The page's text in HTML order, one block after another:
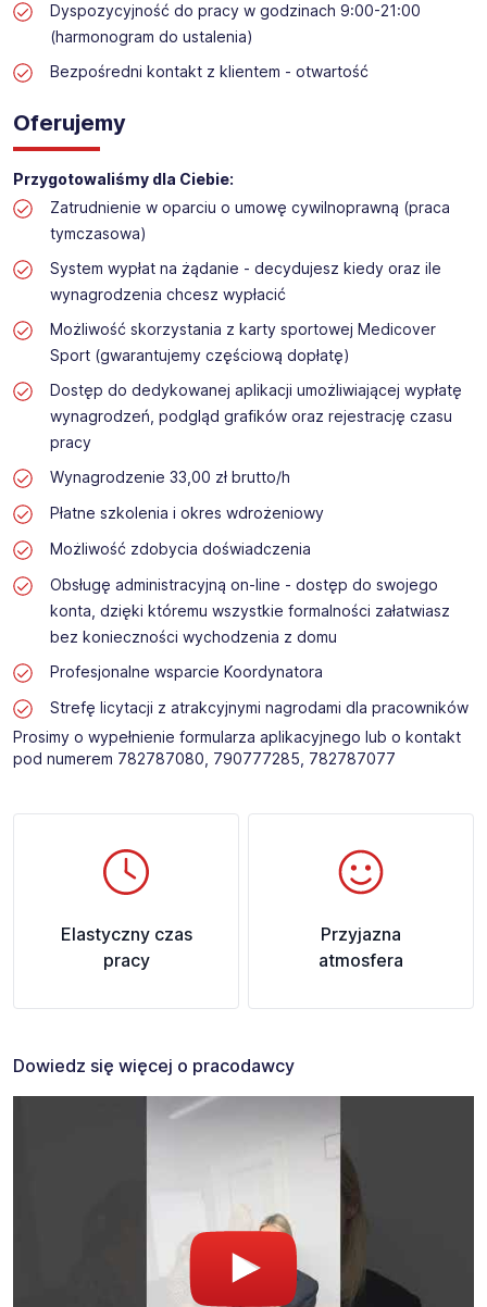
Dyspozycyjność do pracy w godzinach 9:00-21:00
(harmonogram do ustalenia)
Bezpośredni kontakt z klientem - otwartość
Oferujemy
Przygotowaliśmy dla Ciebie:
Zatrudnienie w oparciu o umowę cywilnoprawną (praca
tymczasowa)
System wypłat na żądanie - decydujesz kiedy oraz ile
wynagrodzenia chcesz wypłacić
Możliwość skorzystania z karty sportowej Medicover
Sport (gwarantujemy częściową dopłatę)
Dostęp do dedykowanej aplikacji umożliwiającej wypłatę
wynagrodzeń, podgląd grafików oraz rejestrację czasu
pracy
Wynagrodzenie 33,00 zł brutto/h
Płatne szkolenia i okres wdrożeniowy
Możliwość zdobycia doświadczenia
Obsługę administracyjną on-line - dostęp do swojego
konta, dzięki któremu wszystkie formalności załatwiasz
bez konieczności wychodzenia z domu
Profesjonalne wsparcie Koordynatora
Strefę licytacji z atrakcyjnymi nagrodami dla pracowników
Prosimy o wypełnienie formularza aplikacyjnego lub o kontakt
pod numerem 782787080, 790777285, 782787077 ​
Elastyczny czas
pracy
Przyjazna
atmosfera
Dowiedz się więcej o pracodawcy